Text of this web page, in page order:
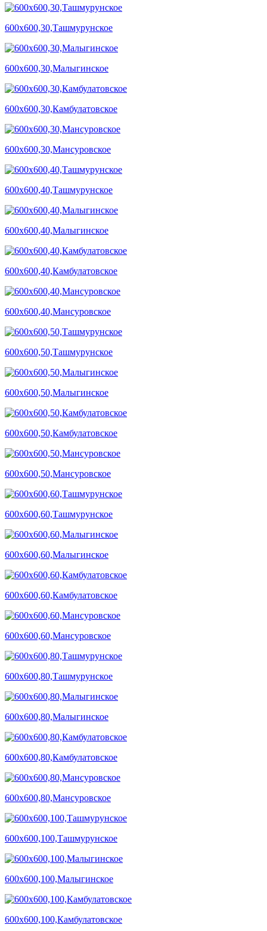
600х600,30,Ташмурунское
600х600,30,Малыгинское
600х600,30,Камбулатовское
600х600,30,Мансуровское
600х600,40,Ташмурунское
600х600,40,Малыгинское
600х600,40,Камбулатовское
600х600,40,Мансуровское
600х600,50,Ташмурунское
600х600,50,Малыгинское
600х600,50,Камбулатовское
600х600,50,Мансуровское
600х600,60,Ташмурунское
600х600,60,Малыгинское
600х600,60,Камбулатовское
600х600,60,Мансуровское
600х600,80,Ташмурунское
600х600,80,Малыгинское
600х600,80,Камбулатовское
600х600,80,Мансуровское
600х600,100,Ташмурунское
600х600,100,Малыгинское
600х600,100,Камбулатовское